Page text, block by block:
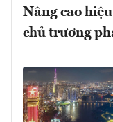
Nâng cao
chủ trương